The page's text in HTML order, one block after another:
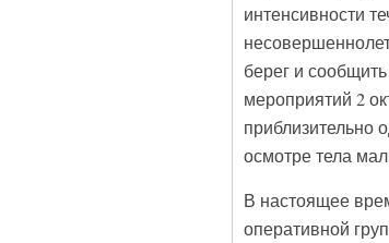
интенсивности
берег и
мероприятий 2
приблизительно
осмотре тела
В настоящее
оперативной